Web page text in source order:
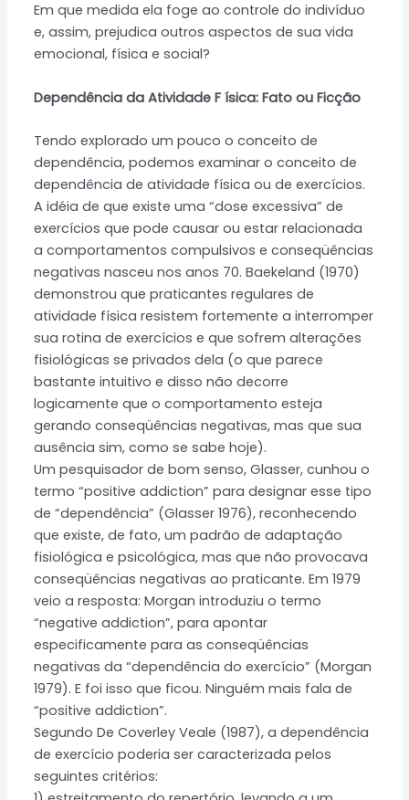
Em que medida ela foge ao controle do indivíduo
e, assim, prejudica outros aspectos de sua vida
emocional, física e social?
Dependência da Atividade F ísica: Fato ou Ficção
Tendo explorado um pouco o conceito de
dependência, podemos examinar o conceito de
dependência de atividade física ou de exercícios.
A idéia de que existe uma “dose excessiva” de
exercícios que pode causar ou estar relacionada
a comportamentos compulsivos e conseqüências
negativas nasceu nos anos 70. Baekeland (1970)
demonstrou que praticantes regulares de
atividade física resistem fortemente a interromper
sua rotina de exercícios e que sofrem alterações
fisiológicas se privados dela (o que parece
bastante intuitivo e disso não decorre
logicamente que o comportamento esteja
gerando conseqüências negativas, mas que sua
ausência sim, como se sabe hoje).
Um pesquisador de bom senso, Glasser, cunhou o
termo “positive addiction” para designar esse tipo
de “dependência” (Glasser 1976), reconhecendo
que existe, de fato, um padrão de adaptação
fisiológica e psicológica, mas que não provocava
conseqüências negativas ao praticante. Em 1979
veio a resposta: Morgan introduziu o termo
“negative addiction”, para apontar
especificamente para as conseqüências
negativas da “dependência do exercício” (Morgan
1979). E foi isso que ficou. Ninguém mais fala de
“positive addiction”.
Segundo De Coverley Veale (1987), a dependência
de exercício poderia ser caracterizada pelos
seguintes critérios: